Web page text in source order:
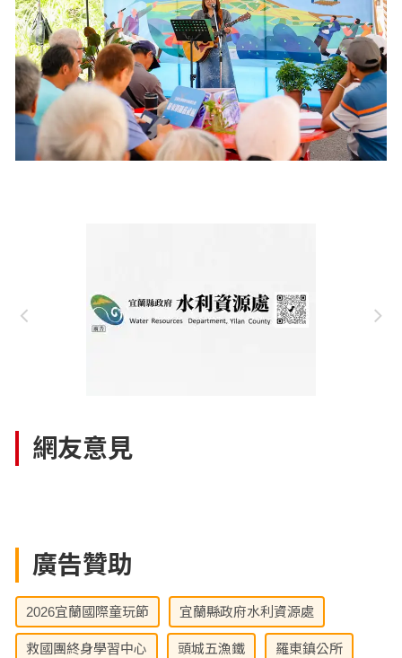
網友意見
廣告贊助
2026宜蘭國際童玩節 宜蘭縣政府水利資源處
救國團終身學習中心 頭城五漁鐵 羅東鎮公所